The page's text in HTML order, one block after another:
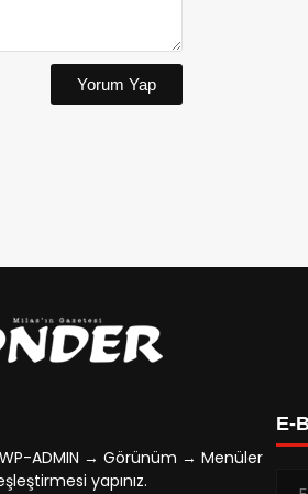
Yorum Yap
ADMIN → Görünüm → Menüler
yapınız.
E-